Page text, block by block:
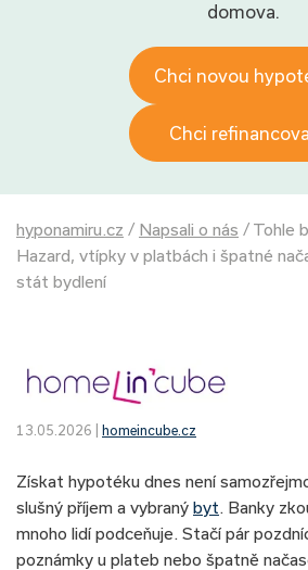
domova.
Chci novou
Chci
hyponamiru.cz / Napsali o nás / Tohle
Hazard, vtípky v platbách i špatné
stát bydlení
13.05.2026 | homeincube.cz
Získat hypotéku dnes není
slušný příjem a vybraný byt. Banky
mnoho lidí podceňuje. Stačí pár
poznámky u plateb nebo špatně